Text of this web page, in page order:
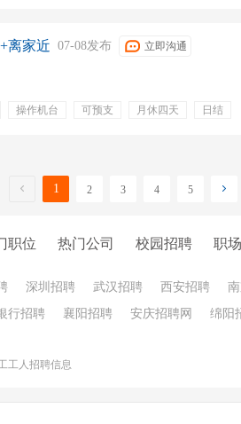
离家近 07-08发布 立即沟通
操作机台 可预支 月休四天
日结
1 2 3 4 5
职位 热门公司 校园招聘 职
深圳招聘 武汉招聘 西安招聘
行招聘 襄阳招聘 安庆招聘网 绵阳
工人招聘信息